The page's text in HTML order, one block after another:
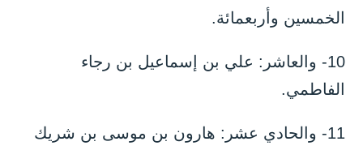
الخمسين وأربعمائة.
10- والعاشر: علي بن إسماعيل بن رجاء
الفاطمي.
11- والحادي عشر: هارون بن موسى بن شريك